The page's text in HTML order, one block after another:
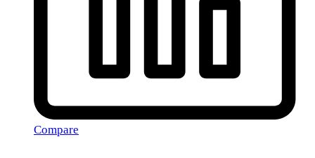
Compare